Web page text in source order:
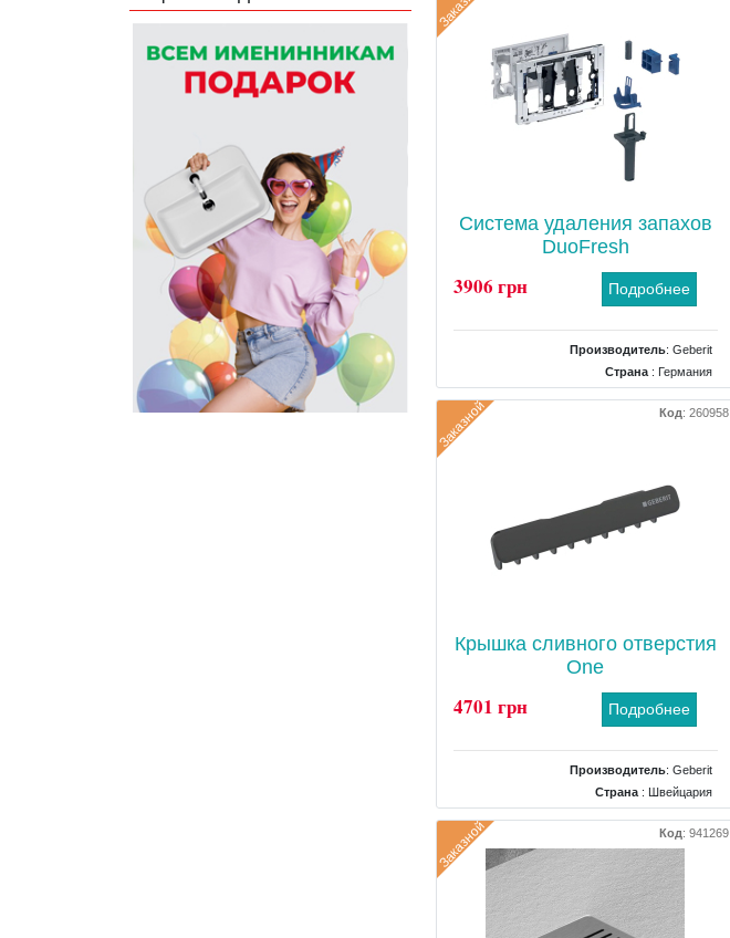
Система удаления запахов
DuoFresh
3906 грн Подробнее
Производитель: Geberit
Страна: Германия
Заказной Код: 260958
Крышка сливного отверстия
One
4701 грн Подробнее
Производитель: Geberit
Страна: Швейцария
Заказной Код: 941269